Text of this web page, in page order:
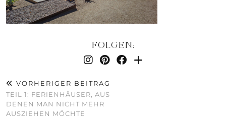
FOLGEN:
VORHERIGER BEITRAG
TEIL 1: FERIENHÄUSER, AUS
DENEN MAN NICHT MEHR
AUSZIEHEN MÖCHTE